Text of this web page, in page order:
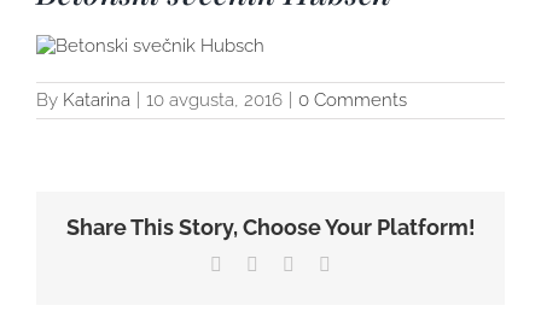
By Katarina 10 avgusta, 2016 0 Comments
Share This Story, Choose Your Platform!
Facebook
TwitterWhatsApp